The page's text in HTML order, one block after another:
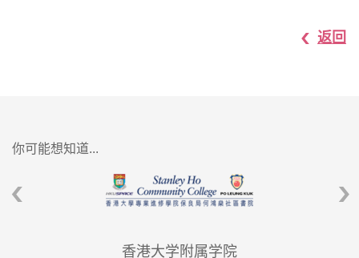
返回
你可能想知道...
香港大学附属学院